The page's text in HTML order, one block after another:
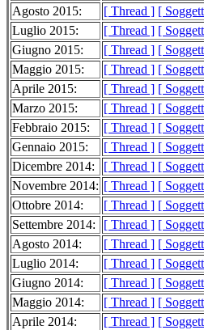
Agosto 2015:
[ Thread ] [
Luglio 2015:
[ Thread ] [
Giugno 2015:
[ Thread ] [
Maggio 2015:
[ Thread ] [
Aprile 2015:
[ Thread ] [
Marzo 2015:
[ Thread ] [
Febbraio 2015:
[ Thread ] [
Gennaio 2015:
[ Thread ] [
Dicembre 2014:
[ Thread ] [
Novembre 2014: [ Thread ] [
Ottobre 2014:
[ Thread ] [
Settembre 2014:
[ Thread ] [
Agosto 2014:
[ Thread ] [
Luglio 2014:
[ Thread ] [
Giugno 2014:
[ Thread ] [
Maggio 2014:
[ Thread ] [
Aprile 2014:
[ Thread ] [